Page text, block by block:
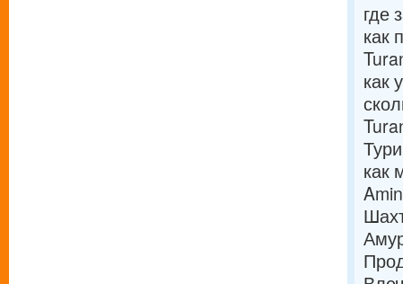
где
как
как
как